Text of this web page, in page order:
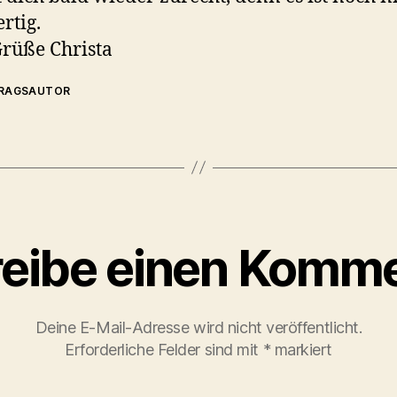
Christa
einen
Deine E-Mail-Adresse wird nicht veröffentlicht.
Erforderliche Felder sind mit * markiert